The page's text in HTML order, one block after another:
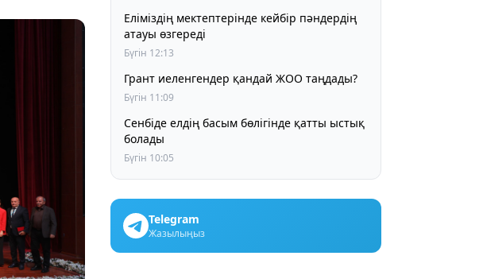
Еліміздің мектептерінде кейбір пәндердің
атауы өзгереді
Бүгін 12:13
Грант иеленгендер қандай ЖОО таңдады?
Бүгін 11:09
Сенбіде елдің басым бөлігінде қатты ыстық
болады
Бүгін 10:05
Telegram
Жазылыңыз